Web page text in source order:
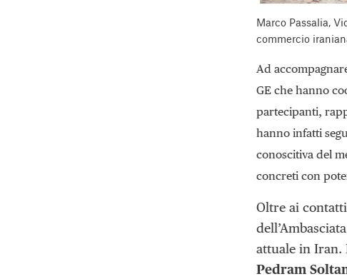
Marco Passalia,
commercio
Ad
GE che hanno
partecipanti,
hanno infatti
conoscitiva del
concreti con
Oltre ai
attuale in Iran.
Pedram